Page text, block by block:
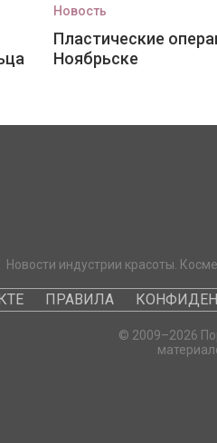
Новость
Пластические
Ноябрьске
Новости индустрии красоты.
ПРАВИЛА
© 2009–2026